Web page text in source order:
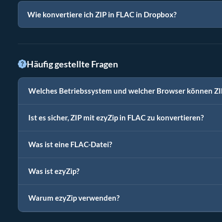
Wie konvertiere ich ZIP in FLAC in Dropbox?
Häufig gestellte Fragen
Welches Betriebssystem und welcher Browser können
Ist es sicher, ZIP mit ezyZip in FLAC zu konvertieren?
Was ist eine FLAC-Datei?
Was ist ezyZip?
Warum ezyZip verwenden?